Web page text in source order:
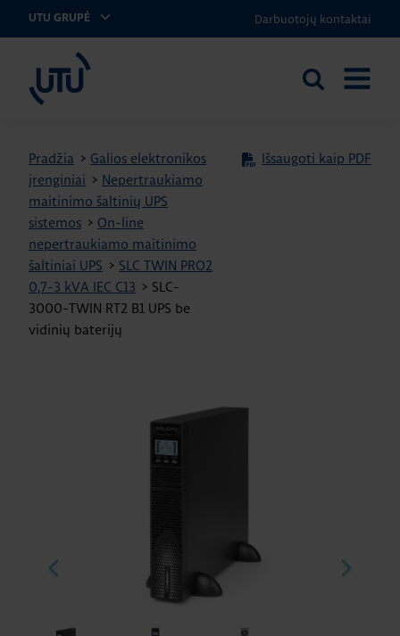
UTU GRUPĖ Darbuotojų kontaktai
UTU Lithuania
Ieškoti
Pradžia > Galios elektronikos
įrenginiai > Nepertraukiamo
maitinimo šaltinių UPS
sistemos > On-line
nepertraukiamo maitinimo
šaltiniai UPS > SLC TWIN PRO2
0,7-3 kVA IEC C13 > SLC-
3000-TWIN RT2 B1 UPS be
vidinių baterijų
Išsaugoti kaip PDF